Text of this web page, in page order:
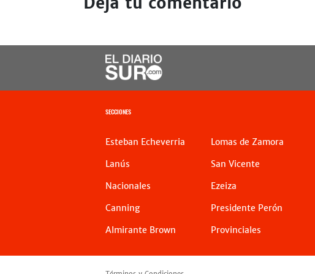
SECCIONES
Esteban Echeverria
Lanús
Nacionales
Canning
Almirante Brown
Lomas de Zamora
San Vicente
Ezeiza
Presidente Perón
Provinciales